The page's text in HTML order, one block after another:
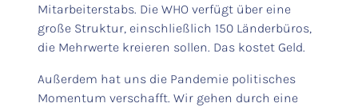
Mitarbeiterstabs. Die WHO verfügt über eine
große Struktur, einschließlich 150 Länderbüros,
die Mehrwerte kreieren sollen. Das kostet Geld.
Außerdem hat uns die Pandemie politisches
Momentum verschafft. Wir gehen durch eine